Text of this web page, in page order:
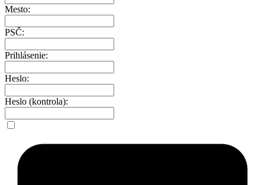
Mesto:
PSČ:
Prihlásenie:
Heslo:
Heslo (kontrola):